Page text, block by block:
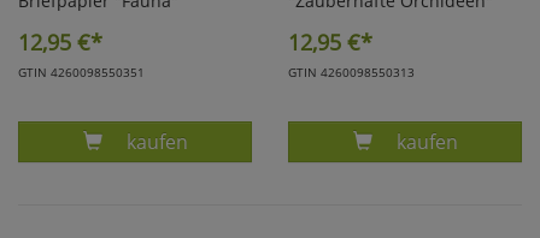
12,95 €*
GTIN 4260098550351
Produkt BRIEFPAPIER FAUNA
kaufen
12,95 €*
GTIN 4260098550313
Produkt
kaufen